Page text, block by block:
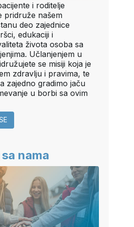
i roditelje
pridruže našem
deo zajednice
edukaciji i
života osoba sa
Učlanjenjem u
se misiji koja je
zdravlju i pravima, te
zajedno gradimo jaču
u borbi sa ovim
nama